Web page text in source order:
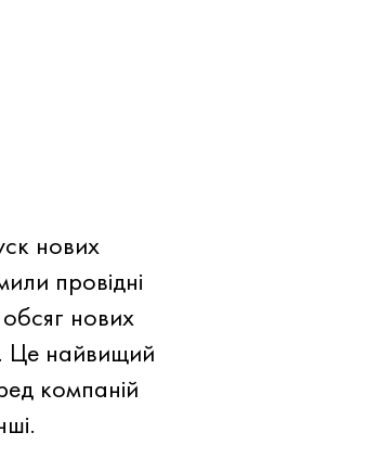
нових
провідні
нових
Це найвищий
компаній